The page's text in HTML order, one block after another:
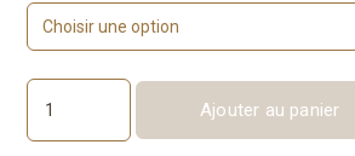
quantité
de
Ajouter au panier